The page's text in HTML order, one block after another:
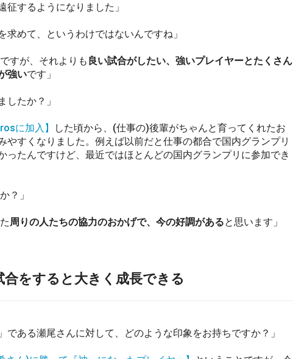
征するようになりました」
求めて、というわけではないんですね」
すが、それよりも 良い試合がしたい、強いプレイヤーとたくさん
強いです」
したか？」
に加入】
した頃から、(仕事の)後輩がちゃんと育ってくれたお
やすくなりました。例えば以前だと仕事の都合で国内グランプリ
ったんですけど、最近ではほとんどの国内グランプリに参加でき
？」
周りの人たちの協力のおかげで、今の好調があると思います」
をすると大きく成長できる
である瀬尾さんに対して、どのような印象をお持ちですか？」